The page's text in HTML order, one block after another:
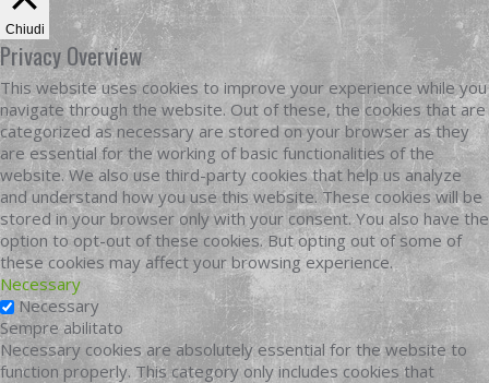
Chiudi
Privacy Overview
This website uses cookies to improve your experience while you
navigate through the website. Out of these, the cookies that are
categorized as necessary are stored on your browser as they
are essential for the working of basic functionalities of the
website. We also use third-party cookies that help us analyze
and understand how you use this website. These cookies will be
stored in your browser only with your consent. You also have the
option to opt-out of these cookies. But opting out of some of
these cookies may affect your browsing experience.
Necessary
Necessary
Sempre abilitato
Necessary cookies are absolutely essential for the website to
function properly. This category only includes cookies that